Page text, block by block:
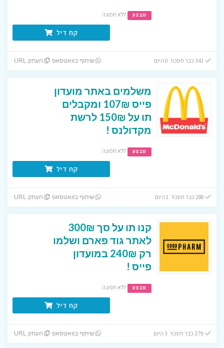
מבצע ללא תפוגה
קח דיל
שיתוף בוואטסאפ העתק URL
משלמים באתר מועדון
פייס 107₪ ומקבלים
תו על 150₪ לרשת
מקדולנס !
מבצע ללא תפוגה
קח דיל
288 כבר חסכו! 1 היום שיתוף בוואטסאפ העתק URL
קנו תו על סך 300₪
לאתר גוד פארם ושלמו
רק 240₪ במועדון
פייס !
מבצע ללא תפוגה
קח דיל
שיתוף בוואטסאפ העתק URL